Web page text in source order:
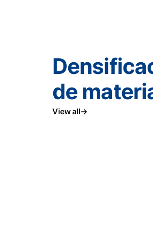
de
View all